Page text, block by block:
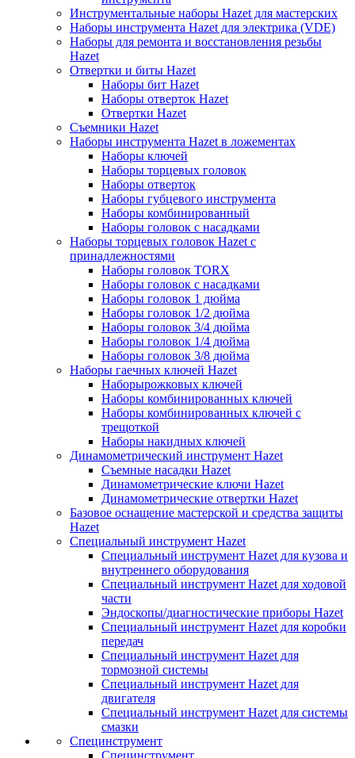
Инструментальные наборы Hazet для мастерских
Наборы инструмента Hazet для электрика (VDE)
Наборы для ремонта и восстановления резьбы
Hazet
Отвертки и биты Hazet
Наборы бит Hazet
Наборы отверток Hazet
Отвертки Hazet
Съемники Hazet
Наборы инструмента Hazet в ложементах
Наборы ключей
Наборы торцевых головок
Наборы отверток
Наборы губцевого инструмента
Наборы комбинированный
Наборы головок с насадками
Наборы торцевых головок Hazet с
принадлежностями
Наборы головок TORX
Наборы головок с насадками
Наборы головок 1 дюйма
Наборы головок 1/2 дюйма
Наборы головок 3/4 дюйма
Наборы головок 1/4 дюйма
Наборы головок 3/8 дюйма
Наборы гаечных ключей Hazet
Наборырожковых ключей
Наборы комбинированных ключей
Наборы комбинированных ключей с
трещоткой
Наборы накидных ключей
Динамометрический инструмент Hazet
Съемные насадки Hazet
Динамометрические ключи Hazet
Динамометрические отвертки Hazet
Базовое оснащение мастерской и средства защиты
Hazet
Специальный инструмент Hazet
Специальный инструмент Hazet для кузова и
внутреннего оборудования
Специальный инструмент Hazet для ходовой
части
Эндоскопы/диагностические приборы Hazet
Специальный инструмент Hazet для коробки
передач
Специальный инструмент Hazet для
тормозной системы
Специальный инструмент Hazet для
двигателя
Специальный инструмент Hazet для системы
смазки
Специнструмент
Специнструмент